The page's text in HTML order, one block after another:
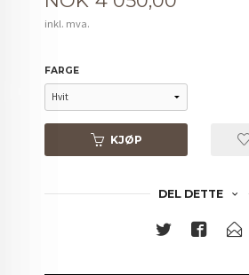
inkl. mva.
FARGE
KJØP
DEL DETTE